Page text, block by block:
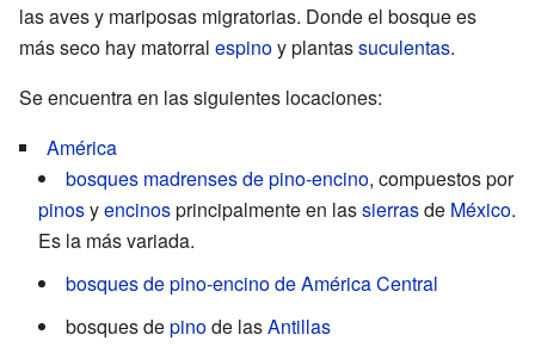
las aves y mariposas migratorias. Donde el bosque es
más seco hay matorral espinoy plantassuculentas.
Se encuentra en las siguientes locaciones:
América
bosques madrenses de pino-encino, compuestos por
pinosyencinosprincipalmente en lassierrasde México.
Es la más variada.
bosques de pino-encino de América Central
bosques depinode lasAntillas